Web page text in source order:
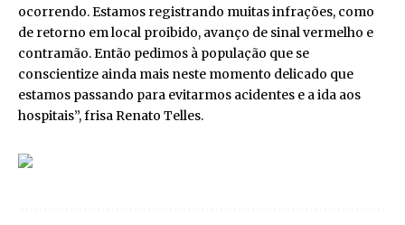
ocorrendo. Estamos registrando muitas infrações, como
de retorno em local proibido, avanço de sinal vermelho e
contramão. Então pedimos à população que se
conscientize ainda mais neste momento delicado que
estamos passando para evitarmos acidentes e a ida aos
hospitais”, frisa Renato Telles.